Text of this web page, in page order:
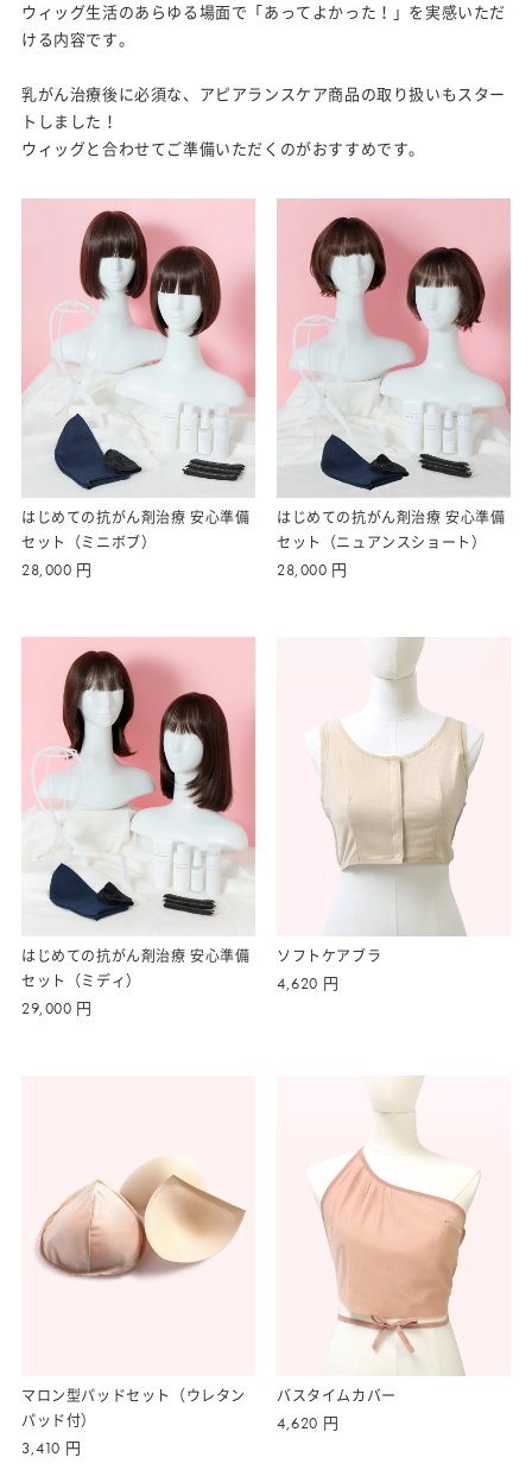
ウィッグ生活のあらゆる場面で「あってよかった！」を実感いただ
ける内容です。
乳がん治療後に必須な、アピアランスケア商品の取り扱いもスター
トしました！
ウィッグと合わせてご準備いただくのがおすすめです。
はじめての抗がん剤治療 安心準備
セット（ミニボブ）
28,000 円
はじめての抗がん剤治療 安心準備
セット（ニュアンスショート）
28,000 円
はじめての抗がん剤治療 安心準備
セット（ミディ）
29,000 円
ソフトケアブラ
4,620 円
マロン型パッドセット（ウレタン
パッド付）
3,410 円
バスタイムカバー
4,620 円